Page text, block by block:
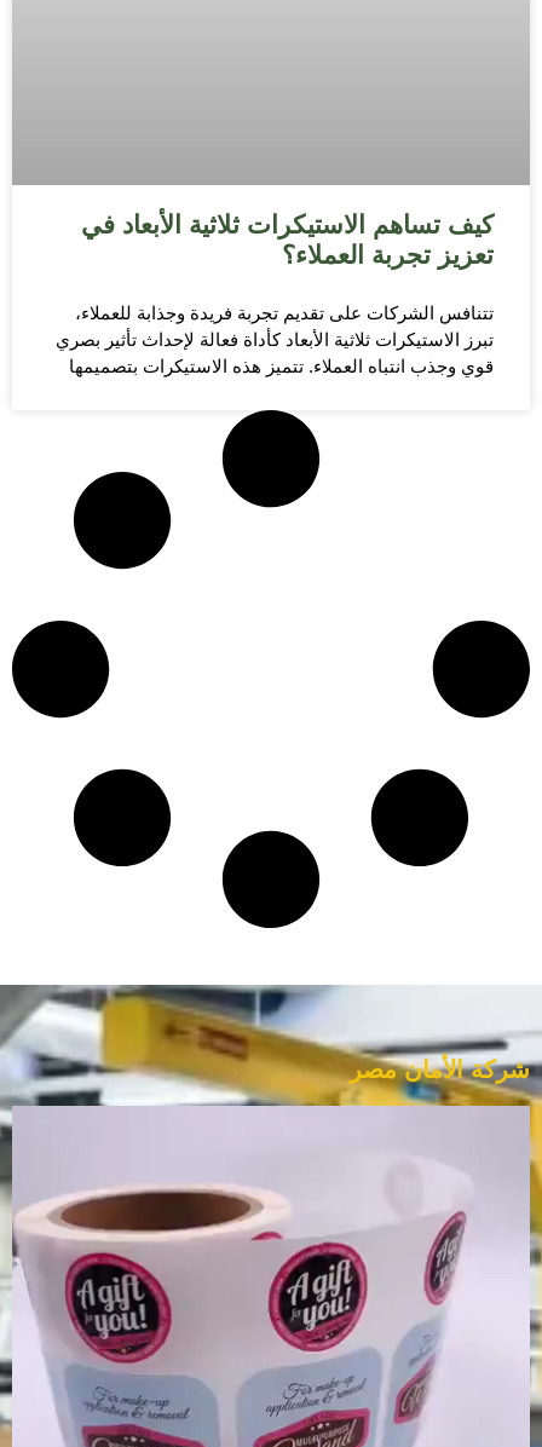
كيف تساهم الاستيكرات ثلاثية الأبعاد في
تعزيز تجربة العملاء؟
تتنافس الشركات على تقديم تجربة فريدة وجذابة للعملاء،
تبرز الاستيكرات ثلاثية الأبعاد كأداة فعالة لإحداث تأثير بصري
قوي وجذب انتباه العملاء. تتميز هذه الاستيكرات بتصميمها
شركة الأمان مصر